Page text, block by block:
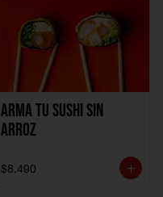
Arma tu Sushi sin
Arroz
$8.490